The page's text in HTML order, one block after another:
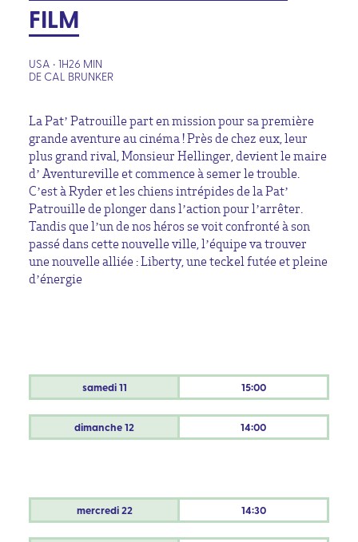
FILM
USA • 1H26 MIN
DE CAL BRUNKER
La Pat’ Patrouille part en mission pour sa première
grande aventure au cinéma ! Près de chez eux, leur
plus grand rival, Monsieur Hellinger, devient le maire
d’ Aventureville et commence à semer le trouble.
C’est à Ryder et les chiens intrépides de la Pat’
Patrouille de plonger dans l’action pour l’arrêter.
Tandis que l’un de nos héros se voit confronté à son
passé dans cette nouvelle ville, l’équipe va trouver
une nouvelle alliée : Liberty, une teckel futée et pleine
d’énergie
samedi11 15:00
dimanche12 14:00
mercredi22 14:30